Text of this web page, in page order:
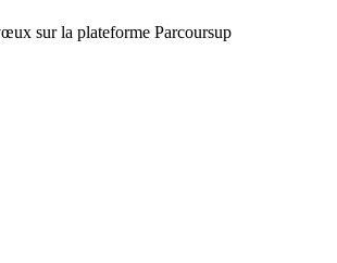
sur la plateforme Parcoursup